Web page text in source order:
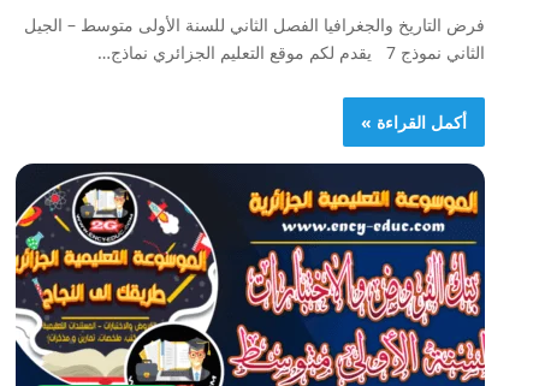
فرض التاريخ والجغرافيا الفصل الثاني للسنة الأولى متوسط – الجيل
الثاني نموذج 7 يقدم لكم موقع التعليم الجزائري نماذج…
أكمل القراءة »